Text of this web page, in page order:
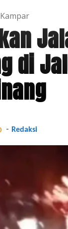
Kampar
di
- Redaksi